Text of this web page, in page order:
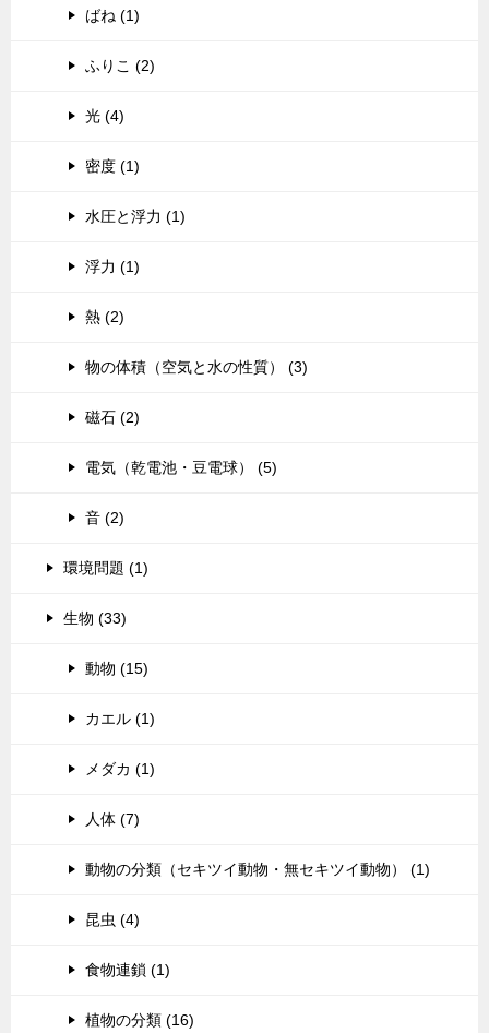
ばね (1)
ふりこ (2)
光 (4)
密度 (1)
水圧と浮力 (1)
浮力 (1)
熱 (2)
物の体積（空気と水の性質） (3)
磁石 (2)
電気（乾電池・豆電球） (5)
音 (2)
環境問題 (1)
生物 (33)
動物 (15)
カエル (1)
メダカ (1)
人体 (7)
動物の分類（セキツイ動物・無セキツイ動物） (1)
昆虫 (4)
食物連鎖 (1)
植物の分類 (16)